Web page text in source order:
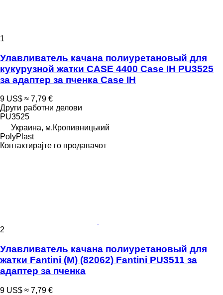
1
Улавливатель качана полиуретановый для
кукурузной жатки CASE 4400 Case IH PU3525
за адаптер за пченка Case IH
9 US$ ≈ 7,79 €
Други работни делови
PU3525
Украина, м.Кропивницький
PolyPlast
Контактирајте го продавачот
2
Улавливатель качана полиуретановый для
жатки Fantini (М) (82062) Fantini PU3511 за
адаптер за пченка
9 US$ ≈ 7,79 €